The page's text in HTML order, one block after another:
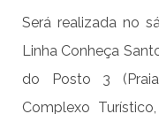
Será realizada no
Linha Conheça
do Posto 3
Complexo